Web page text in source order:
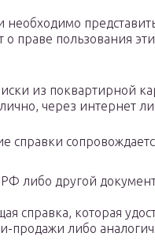
необходимо
о праве пользования
из поквартирной
через интернет
справки
либо другой
справка, которая
продажи либо